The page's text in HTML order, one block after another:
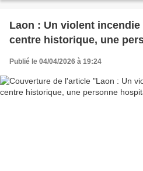
Laon : Un violent
centre historique, une
Publié le 04/04/2026 à 19:24